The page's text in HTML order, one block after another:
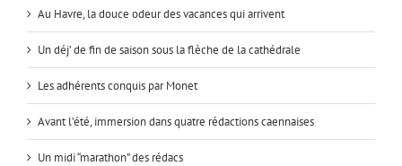
Au Havre, la douce odeur des vacances qui arrivent
Un déj’ de fin de saison sous la flèche de la cathédrale
Les adhérents conquis par Monet
Avant l’été, immersion dans quatre rédactions caennaises
Un midi “marathon” des rédacs